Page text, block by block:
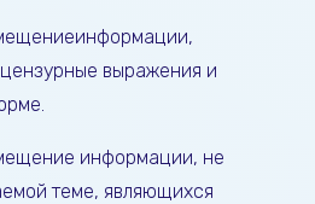
выражения и
информации, не
теме, являющихся